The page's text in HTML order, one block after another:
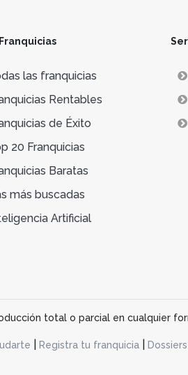
las franquicias
Rentables
de Éxito
20 Franquicias
Baratas
más buscadas
Artificial
total o parcial en cualquier
Registra tu franquicia|